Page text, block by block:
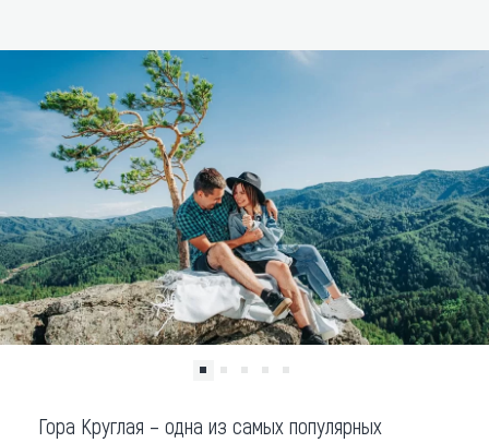
О регионе
Коллекция впечатлений
Другие рубрики
Гора Круглая – одна из самых популярных